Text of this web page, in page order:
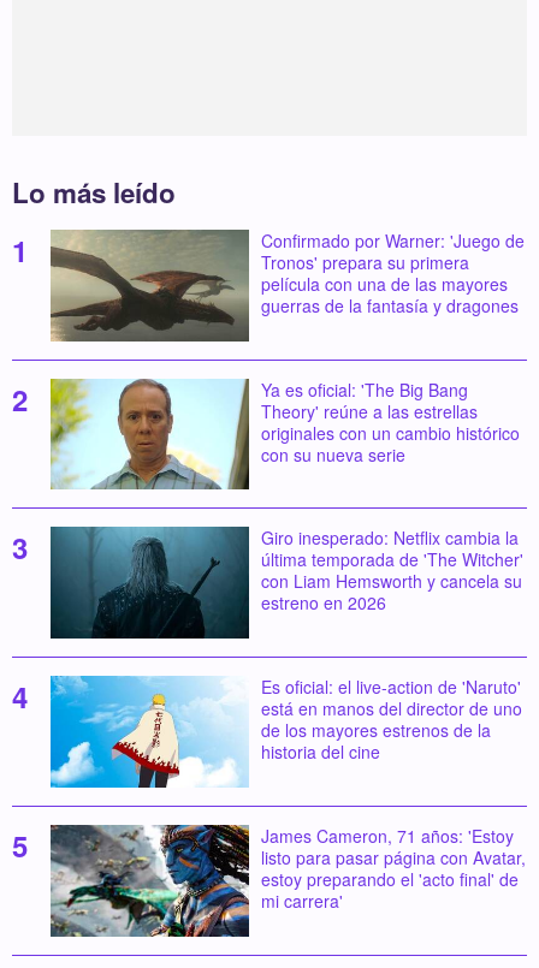
Lo más leído
Confirmado por Warner: 'Juego de
Tronos' prepara su primera
película con una de las mayores
guerras de la fantasía y dragones
Ya es oficial: 'The Big Bang
Theory' reúne a las estrellas
originales con un cambio histórico
con su nueva serie
Giro inesperado: Netflix cambia la
última temporada de 'The Witcher'
con Liam Hemsworth y cancela su
estreno en 2026
Es oficial: el live-action de 'Naruto'
está en manos del director de uno
de los mayores estrenos de la
historia del cine
James Cameron, 71 años: 'Estoy
listo para pasar página con Avatar,
estoy preparando el 'acto final' de
mi carrera'